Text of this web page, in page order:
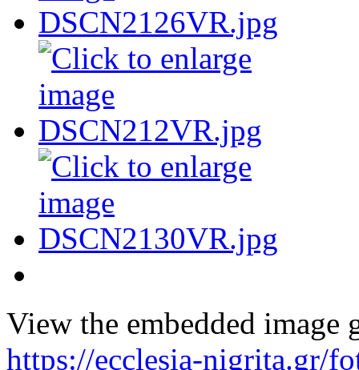
View the embedded image
https://ecclesia-nigrita.gr/